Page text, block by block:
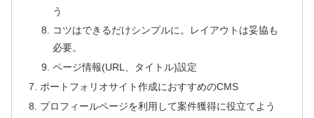
う
コツはできるだけシンプルに。レイアウトは妥協も
必要。
ページ情報(URL、タイトル)設定
ポートフォリオサイト作成におすすめのCMS
プロフィールページを利用して案件獲得に役立てよう